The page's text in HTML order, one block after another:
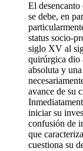
El desencanto
se debe, en
status socio-
siglo XV al
quirúrgica dio
absoluta y
avance de su
iniciar su
confusión de
que
cuestiona su